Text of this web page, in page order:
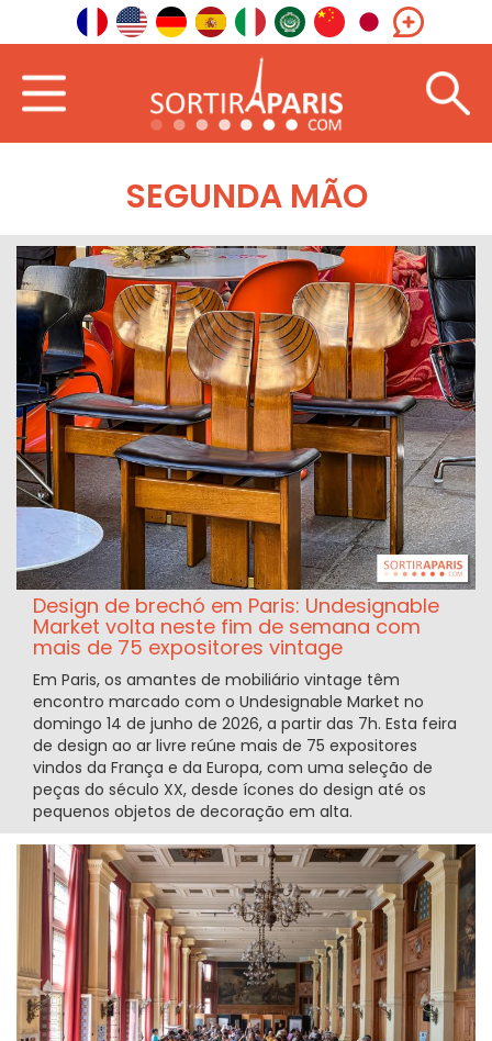
SEGUNDA MÃO
Design de brechó em Paris: Undesignable
Market volta neste fim de semana com
mais de 75 expositores vintage
Em Paris, os amantes de mobiliário vintage têm
encontro marcado com o Undesignable Market no
domingo 14 de junho de 2026, a partir das 7h. Esta feira
de design ao ar livre reúne mais de 75 expositores
vindos da França e da Europa, com uma seleção de
peças do século XX, desde ícones do design até os
pequenos objetos de decoração em alta.